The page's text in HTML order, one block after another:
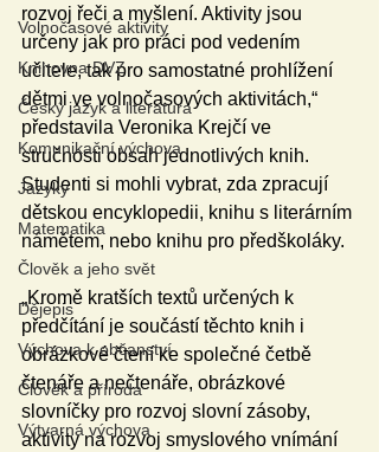
Volnočasové aktivity
Knihovna DVZ
Český jazyk a literatura
Komunikační výchova
Jazyky
Matematika
Člověk a jeho svět
Dějepis
Výchova k občanství
Člověk a příroda
Výtvarná výchova
rozvoj řeči a myšlení. Aktivity jsou
určeny jak pro práci pod vedením
učitele, tak pro samostatné prohlížení
dětmi ve volnočasových aktivitách,“
představila Veronika Krejčí ve
stručnosti obsah jednotlivých knih.
Studenti si mohli vybrat, zda zpracují
dětskou encyklopedii, knihu s literárním
námětem, nebo knihu pro předškoláky.
„Kromě kratších textů určených k
předčítání je součástí těchto knih i
obrázkové čtení ke společné četbě
čtenáře a nečtenáře, obrázkové
slovníčky pro rozvoj slovní zásoby,
aktivity na rozvoj smyslového vnímání